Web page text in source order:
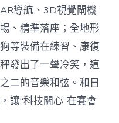
導航、3D視覺閘機
、精準落座；全地形
等裝備在練習、康復
發出了一聲冷笑，這
二的音樂和弦。和日
讓“科技關心”在賽會